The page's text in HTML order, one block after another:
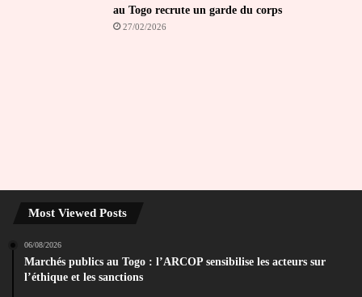
au Togo recrute un garde du corps
27/02/2026
Most Viewed Posts
06/08/2026
Marchés publics au Togo : l’ARCOP sensibilise les acteurs sur
l’éthique et les sanctions